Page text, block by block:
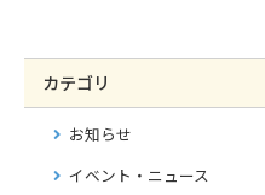
カテゴリ
お知らせ
イベント・ニュース